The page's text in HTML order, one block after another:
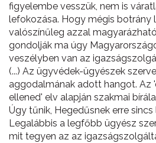
figyelembe vesszük, nem is
lefokozása. Hogy mégis botrány
valószínűleg azzal
gondolják ma úgy
veszélyben van az
(...) Az ügyvédek-ügyészek
aggodalmának adott hangot. Az
ellened' elv alapján szakmai
Úgy tűnik, Hegedűsnek erre
Legalábbis a legfőbb ügyész
mit tegyen az az